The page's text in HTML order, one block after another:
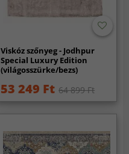
Viskóz szőnyeg - Jodhpur
Special Luxury Edition
(világosszürke/bezs)
53 249 Ft 64 899 Ft